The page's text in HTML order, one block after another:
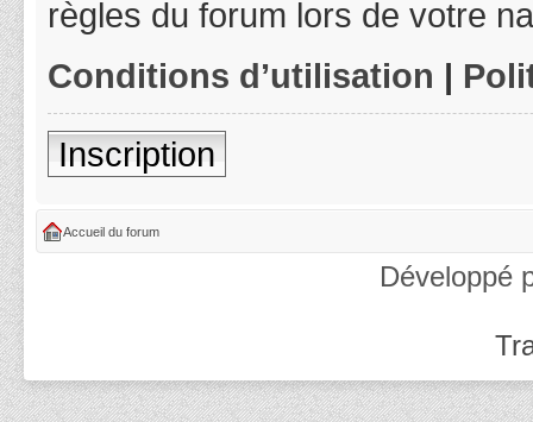
règles du forum lors de votre
Conditions d’utilisation |
Inscription
Accueil du forum
Développé